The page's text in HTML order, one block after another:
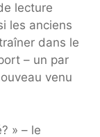
lecture
les anciens
dans le
– un par
venu
» – le